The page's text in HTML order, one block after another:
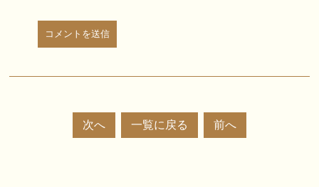
次へ 一覧に戻る 前へ